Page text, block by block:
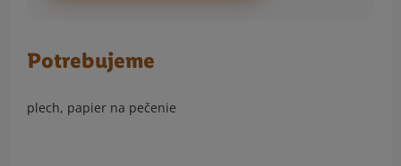
Potrebujeme
plech, papier na pečenie